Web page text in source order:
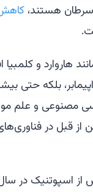
هاروارد و کلمبیا
بلکه حتی
و علم
از قبل در